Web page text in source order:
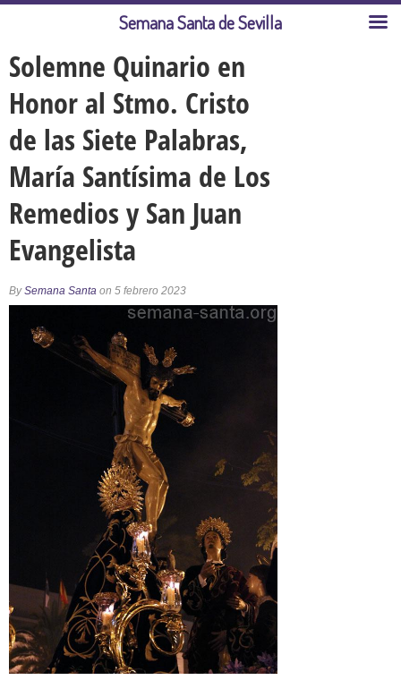
Solemne Quinario en
Honor al Stmo. Cristo
de las Siete Palabras,
María Santísima de Los
Remedios y San Juan
Evangelista
BySemana Santa on 5 febrero 2023
Semana Santa de Sevilla